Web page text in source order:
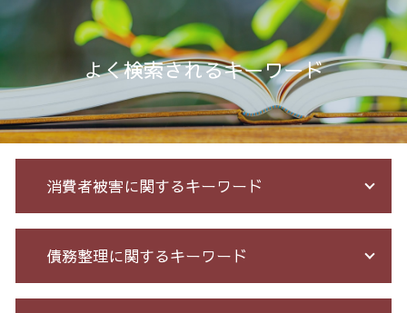
よく検索されるキーワード
消費者被害に関するキーワード
架空請求 とは
株 詐欺
債務整理に関するキーワード